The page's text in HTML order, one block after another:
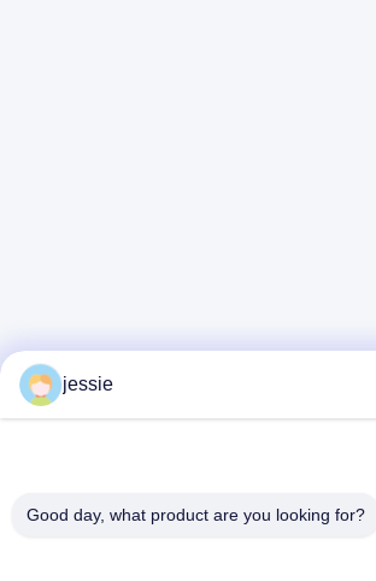
jessie
Good day, what product are you looking for?